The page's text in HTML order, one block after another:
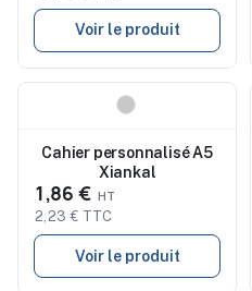
Voir le produit
Cahier personnalisé A5
Xiankal
1,86 €
2,23 € TTC
Voir le produit